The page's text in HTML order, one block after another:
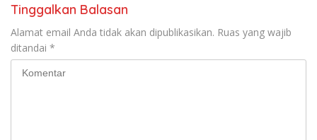
Tinggalkan Balasan
Alamat email Anda tidak akan dipublikasikan. Ruas yang wajib
ditandai *